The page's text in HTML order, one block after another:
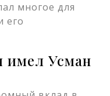
многое для
его
имел Усман